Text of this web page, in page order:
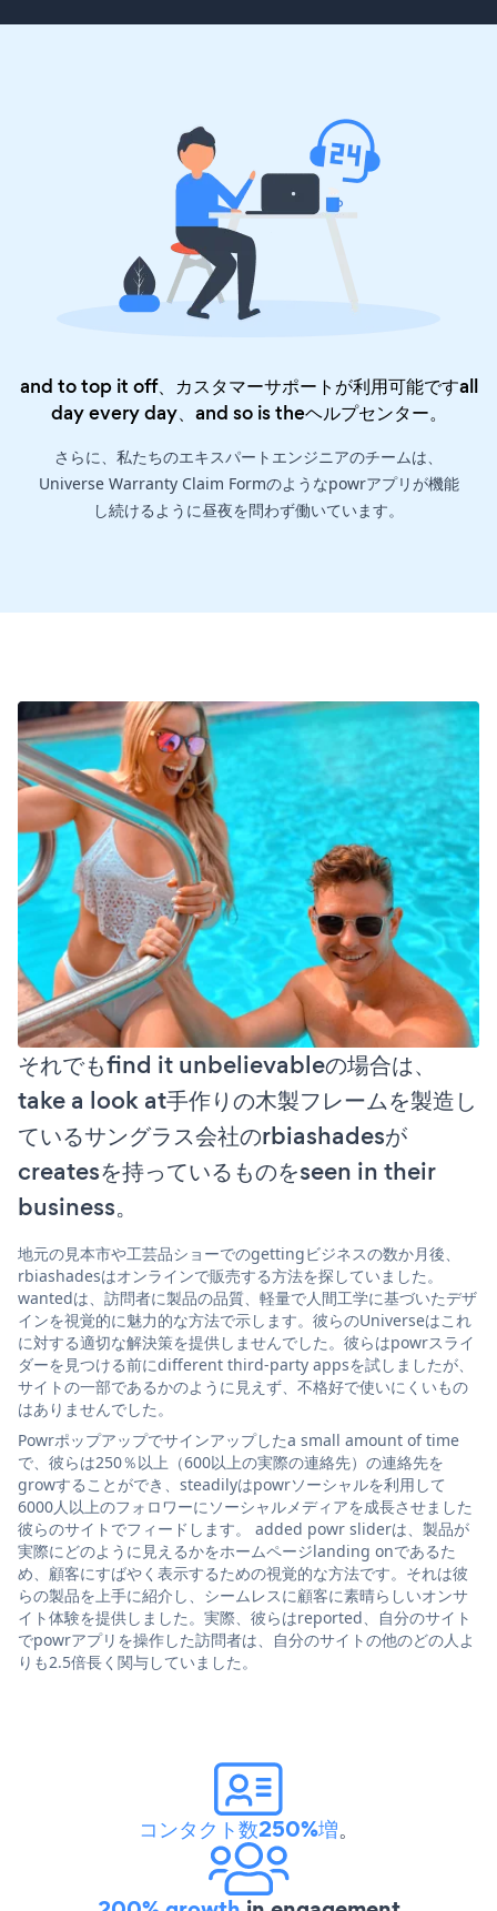
and to top it off、カスタマーサポートが利用可能ですall
day every day、and so is theヘルプセンター。
さらに、私たちのエキスパートエンジニアのチームは、
Universe Warranty Claim Formのようなpowrアプリが機能
し続けるように昼夜を問わず働いています。
それでもfind it unbelievableの場合は、
take a look at手作りの木製フレームを製造し
ているサングラス会社のrbiashadesが
createsを持っているものをseen in their
business。
地元の見本市や工芸品ショーでのgettingビジネスの数か月後、
rbiashadesはオンラインで販売する方法を探していました。
wantedは、訪問者に製品の品質、軽量で人間工学に基づいたデザ
インを視覚的に魅力的な方法で示します。彼らのUniverseはこれ
に対する適切な解決策を提供しませんでした。彼らはpowrスライ
ダーを見つける前にdifferent third-party appsを試しましたが、
サイトの一部であるかのように見えず、不格好で使いにくいもの
はありませんでした。
Powrポップアップでサインアップしたa small amount of time
で、彼らは250％以上（600以上の実際の連絡先）の連絡先を
growすることができ、steadilyはpowrソーシャルを利用して
6000人以上のフォロワーにソーシャルメディアを成長させました
彼らのサイトでフィードします。 added powr sliderは、製品が
実際にどのように見えるかをホームページlanding onであるた
め、顧客にすばやく表示するための視覚的な方法です。それは彼
らの製品を上手に紹介し、シームレスに顧客に素晴らしいオンサ
イト体験を提供しました。実際、彼らはreported、自分のサイト
でpowrアプリを操作した訪問者は、自分のサイトの他のどの人よ
りも2.5倍長く関与していました。
コンタクト数250%増。